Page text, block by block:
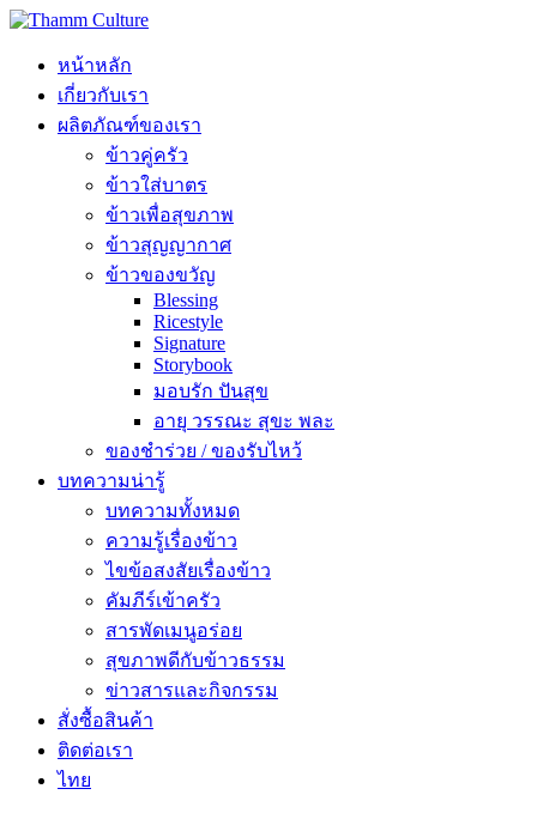
หน้าหลัก
เกี่ยวกับเรา
ผลิตภัณฑ์ของเรา
ข้าวคู่ครัว
ข้าวใส่บาตร
ข้าวเพื่อสุขภาพ
ข้าวสุญญากาศ
ข้าวของขวัญ
Blessing
Ricestyle
Signature
Storybook
มอบรัก ปันสุข
อายุ วรรณะ สุขะ พละ
ของชำร่วย / ของรับไหว้
บทความน่ารู้
บทความทั้งหมด
ความรู้เรื่องข้าว
ไขข้อสงสัยเรื่องข้าว
คัมภีร์เข้าครัว
สารพัดเมนูอร่อย
สุขภาพดีกับข้าวธรรม
ข่าวสารและกิจกรรม
สั่งซื้อสินค้า
ติดต่อเรา
ไทย